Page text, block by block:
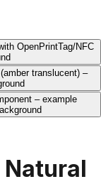
Natural